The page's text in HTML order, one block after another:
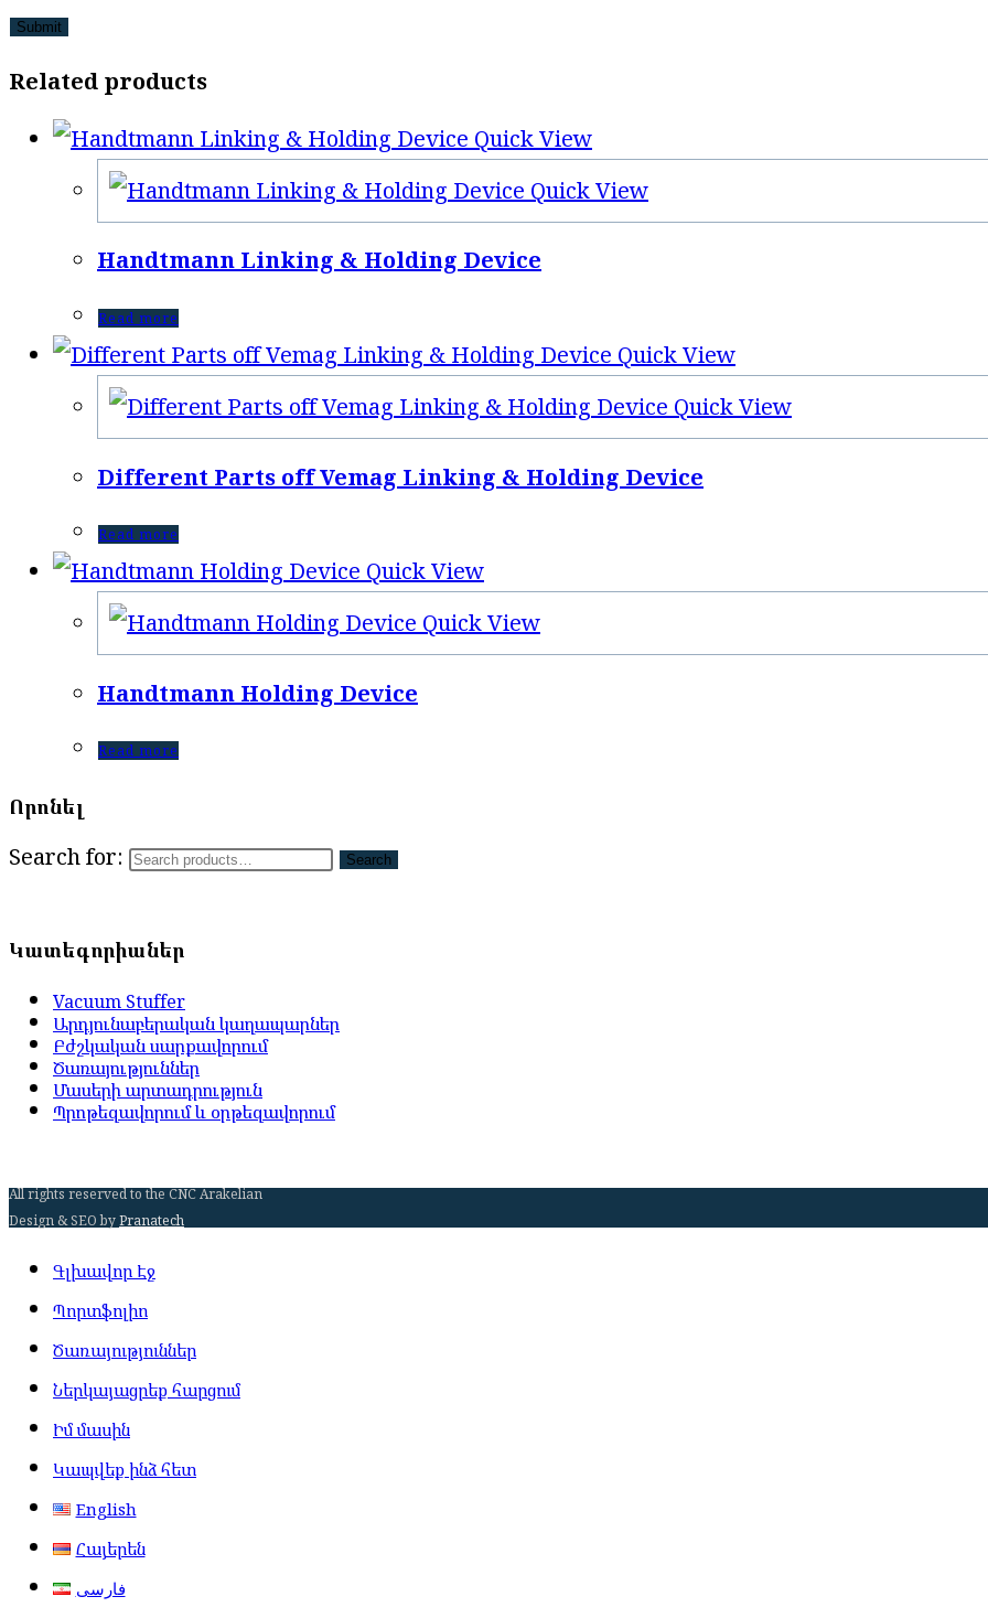
Related products
Quick View
Quick View
Handtmann Linking & Holding Device
Read more
Quick View
Quick View
Different Parts off Vemag Linking & Holding Device
Read more
Quick View
Quick View
Handtmann Holding Device
Read more
Որոնել
Search for: Search
Կատեգորիաներ
Vacuum Stuffer
Արդյունաբերական կաղապարներ
Բժշկական սարքավորում
Ծառայություններ
Մասերի արտադրություն
Պրոթեզավորում և օրթեզավորում
All rights reserved to the CNC Arakelian
Design & SEO byPranatech
Գլխավոր Էջ
Պորտֆոլիո
Ծառայություններ
Ներկայացրեք հարցում
Իմ մասին
Կապվեք ինձ հետ
English
Հայերեն
فارسی